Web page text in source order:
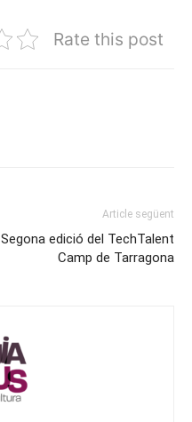
Rate this post
Article següent
Segona edició del TechTalent
Camp de Tarragona